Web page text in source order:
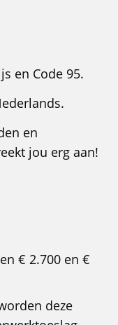
en Code 95.
en
jou erg aan!
€ 2.700 en €
deze